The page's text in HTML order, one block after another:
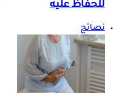
للحفاظ عليه
نصائح